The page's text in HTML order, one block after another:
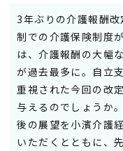
3年ぶりの介護報酬
制での介護保険制度
は、介護報酬の大幅
が過去最多に。自立
重視された今回の改
与えるのでしょうか
後の展望を小濱介護
いただくとともに、